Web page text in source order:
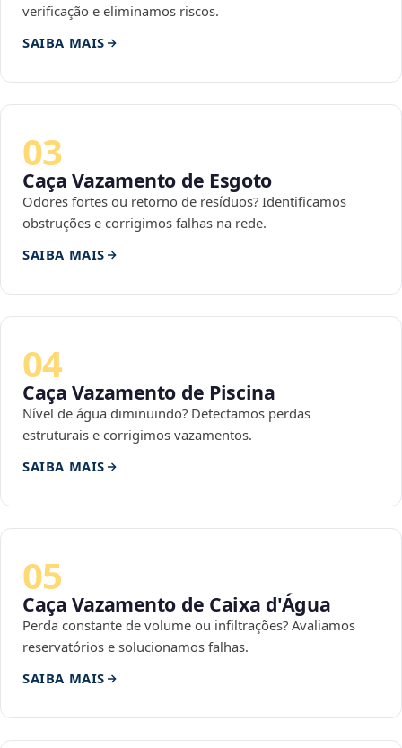
verificação e eliminamos riscos.
SAIBA MAIS
03
Caça Vazamento de Esgoto
Odores fortes ou retorno de resíduos? Identificamos
obstruções e corrigimos falhas na rede.
SAIBA MAIS
04
Caça Vazamento de Piscina
Nível de água diminuindo? Detectamos perdas
estruturais e corrigimos vazamentos.
SAIBA MAIS
05
Caça Vazamento de Caixa d'Água
Perda constante de volume ou infiltrações? Avaliamos
reservatórios e solucionamos falhas.
SAIBA MAIS